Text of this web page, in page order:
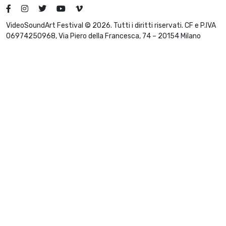
VideoSoundArt Festival © 2026. Tutti i diritti riservati. CF e P.IVA
06974250968, Via Piero della Francesca, 74 – 20154 Milano